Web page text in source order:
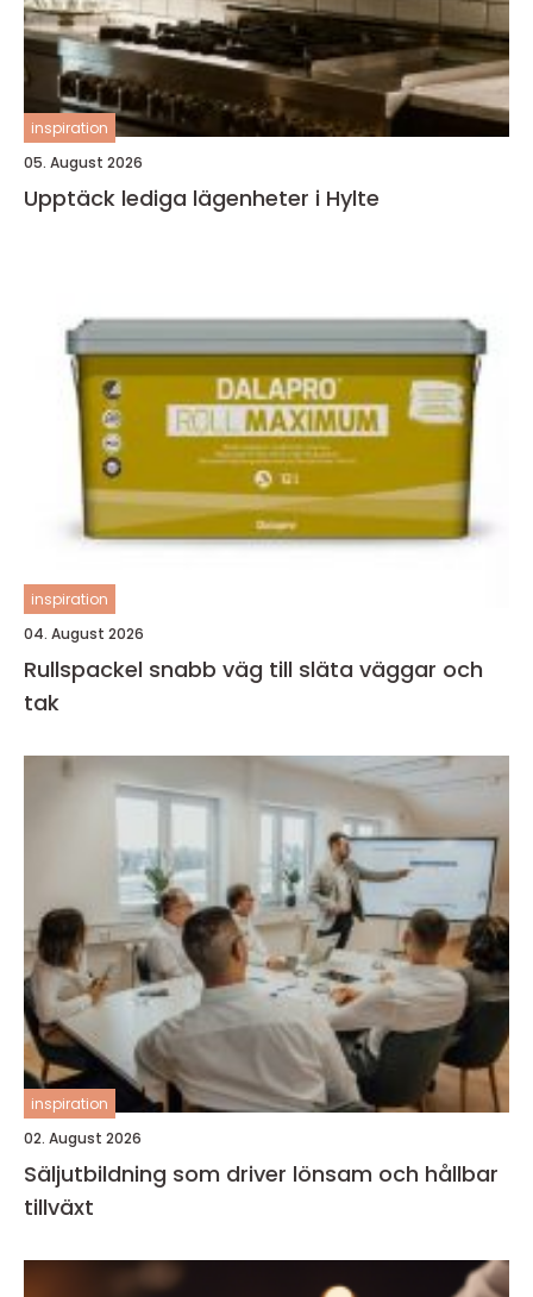
inspiration
05. August 2026
Upptäck lediga lägenheter i Hylte
inspiration
04. August 2026
Rullspackel snabb väg till släta väggar och
tak
inspiration
02. August 2026
Säljutbildning som driver lönsam och hållbar
tillväxt